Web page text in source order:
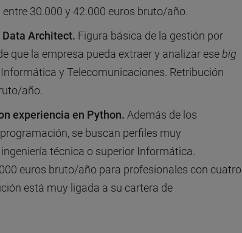
30.000 y 42.000 euros bruto/año.
Data Architect. Figura básica de la gestión por
que la empresa pueda extraer y analizar esebig
y Telecomunicaciones. Retribución
año.
experiencia en Python. Además de los
se buscan perfiles muy
técnica o superior Informática.
euros bruto/año para profesionales con cuatro
está muy ligada a su cartera de